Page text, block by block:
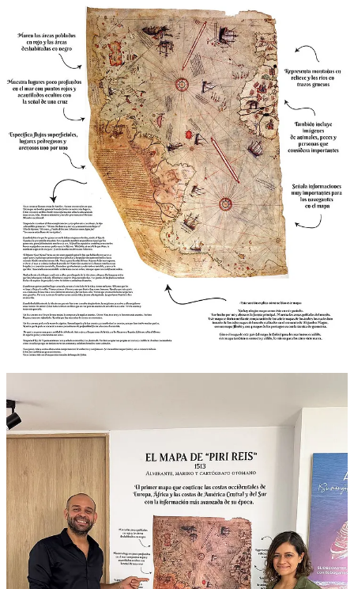
¿Por qué es tan especial este mapa?
El mapa de Piri Reis es un testimonio del conocimiento global que
se cruzaba entre Oriente y Occidente en el siglo XVI. Estos son
algunos de sus detalles más asombrosos:
Representa áreas recién descubiertas como las Antillas y las
costas de América del Sur, con datos que Piri Reis recogió de
marineros españoles y portugueses.
Describe las condiciones del mar, las corrientes, bancos de
arena y peligros para los barcos.
Muestra montañas en relieve, ríos, islas y hasta animales
marinos, dibujados con increíble detalle.
Contiene notas históricas y curiosas sobre el encuentro entre
europeos e indígenas, el comercio con cuentas de vidrio y los
hallazgos de oro y perlas.
Un legado para la historia y la imaginación
En nuestra agencia de viajes, también rendimos homenaje a esta
obra histórica: el mapa de Piri Reis se encuentra expuesto en
nuestras oficinas como símbolo de la pasión por descubrir nuevos
horizontes. Creemos que viajar no solo es moverse, sino también
conocer las huellas que otros dejaron en el mundo.
Aunque solo se conserva un fragmento del mapa original, este ha
sido estudiado durante siglos por historiadores, cartógrafos e incluso
teóricos de lo inexplicable, por su precisión y su enigmático origen.
Hoy queremos compartir contigo una versión en español de este
increíble mapa, adaptada para que puedas explorarlo, imprimirlo o
simplemente disfrutarlo como un testimonio visual de los grandes
viajes de la humanidad.